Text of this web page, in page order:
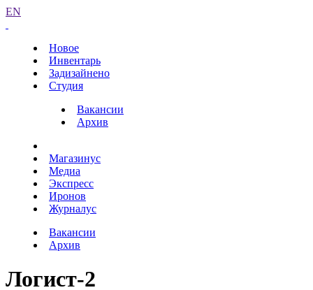
EN
Новое
Инвентарь
Задизайнено
Студия
Вакансии
Архив
Магазинус
Медиа
Экспресс
Иронов
Журналус
Вакансии
Архив
Логист-2